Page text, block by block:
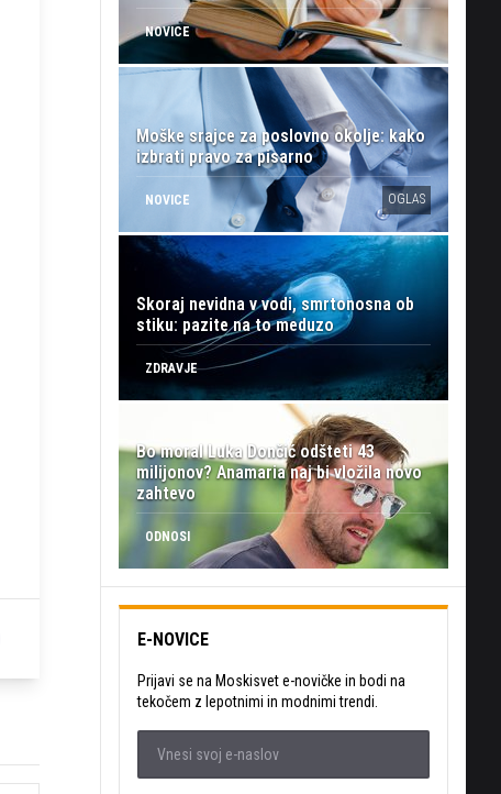
NOVICE
Moške srajce za poslovno okolje: kako
izbrati pravo za pisarno
NOVICE OGLAS
Skoraj nevidna v vodi, smrtonosna ob
stiku: pazite na to meduzo
ZDRAVJE
Bo moral Luka Dončić odšteti 43
milijonov? Anamaria naj bi vložila novo
zahtevo
ODNOSI
E-NOVICE
Prijavi se na Moskisvet e-novičke in bodi na
tekočem z lepotnimi in modnimi trendi.